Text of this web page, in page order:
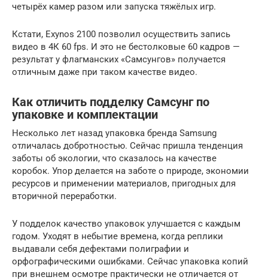
четырёх камер разом или запуска тяжёлых игр.
Кстати, Exynos 2100 позволил осуществить запись
видео в 4К 60 fps. И это не бестолковые 60 кадров —
результат у флагманских «Самсунгов» получается
отличным даже при таком качестве видео.
Как отличить подделку Самсунг по
упаковке и комплектации
Несколько лет назад упаковка бренда Samsung
отличалась добротностью. Сейчас пришла тенденция
заботы об экологии, что сказалось на качестве
коробок. Упор делается на заботе о природе, экономии
ресурсов и применении материалов, пригодных для
вторичной переработки.
У подделок качество упаковок улучшается с каждым
годом. Уходят в небытие времена, когда реплики
выдавали себя дефектами полиграфии и
орфографическими ошибками. Сейчас упаковка копий
при внешнем осмотре практически не отличается от